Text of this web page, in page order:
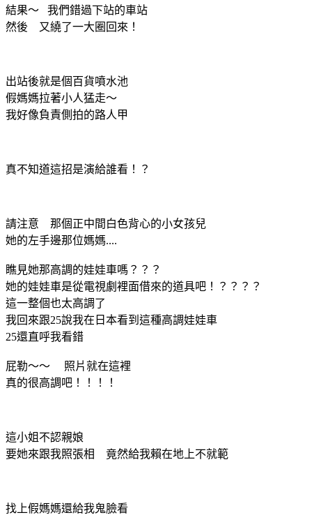
結果～ 我們錯過下站的車站
然後 又繞了一大圈回來！
出站後就是個百貨噴水池
假媽媽拉著小人猛走～
我好像負責側拍的路人甲
真不知道這招是演給誰看！？
請注意 那個正中間白色背心的小女孩兒
她的左手邊那位媽媽....
瞧見她那高調的娃娃車嗎？？？
她的娃娃車是從電視劇裡面借來的道具吧！？？？？
這一整個也太高調了
我回來跟25說我在日本看到這種高調娃娃車
25還直呼我看錯
屁勒～～ 照片就在這裡
真的很高調吧！！！！
這小姐不認親娘
要她來跟我照張相 竟然給我賴在地上不就範
找上假媽媽還給我鬼臉看